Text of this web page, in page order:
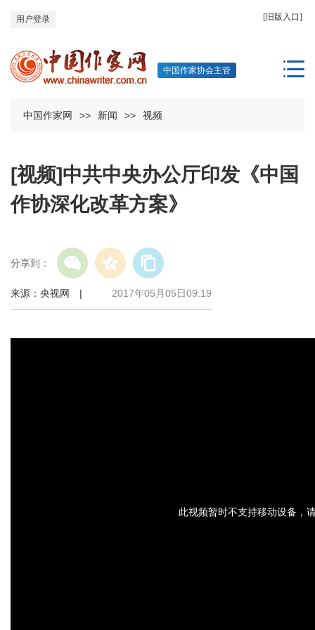
[旧版入口]
用户登录
中国作家协会主管
中国作家网 >> 新闻 >> 视频
[视频]中共中央办公厅印发《中国
作协深化改革方案》
分享到：
来源：央视网 | 2017年05月05日09:19
此视频暂时不支持移动设备，